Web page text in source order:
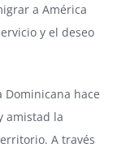
a América
y el deseo
hace
amistad la
A través